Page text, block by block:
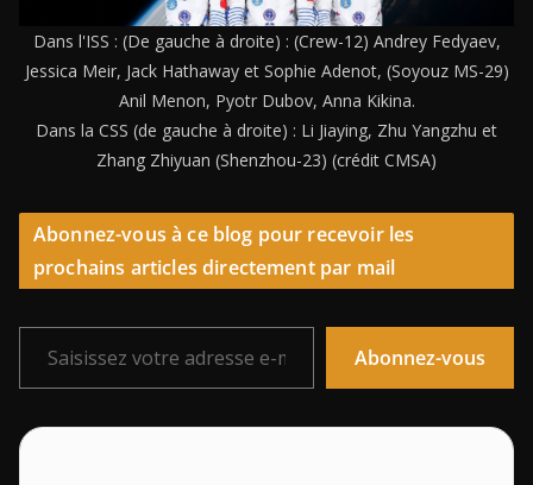
Dans l'ISS : (De gauche à droite) : (Crew-12) Andrey Fedyaev,
Jessica Meir, Jack Hathaway et Sophie Adenot, (Soyouz MS-29)
Anil Menon, Pyotr Dubov, Anna Kikina.
Dans la CSS (de gauche à droite) : Li Jiaying, Zhu Yangzhu et
Zhang Zhiyuan (Shenzhou-23) (crédit CMSA)
Abonnez-vous à ce blog pour recevoir les
prochains articles directement par mail
Saisissez votre adresse e-mail…
Abonnez-vous